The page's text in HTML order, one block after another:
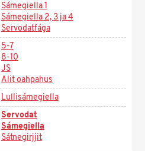
Sámegiella 1
Sámegiella 2, 3 ja 4
Servodatfága
5-7
8-10
JS
Alit oahpahus
Lullisámegiella
Servodat
Sámegiella
Sátnegirjjit